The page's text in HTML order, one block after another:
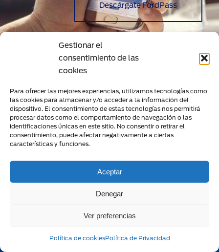
Gestionar el
consentimiento de las
cookies
Para ofrecer las mejores experiencias, utilizamos tecnologías como
las cookies para almacenar y/o acceder a la información del
dispositivo. El consentimiento de estas tecnologías nos permitirá
procesar datos como el comportamiento de navegación o las
identificaciones únicas en este sitio. No consentir o retirar el
consentimiento, puede afectar negativamente a ciertas
características y funciones.
Aceptar
Denegar
Ver preferencias
Política de cookiesPolítica de Privacidad
Descárgate FordPass
Haz clic para aceptar cookies de marketing
y permitir este contenido
08.45 – 13.15 | 16.00 – 19.30